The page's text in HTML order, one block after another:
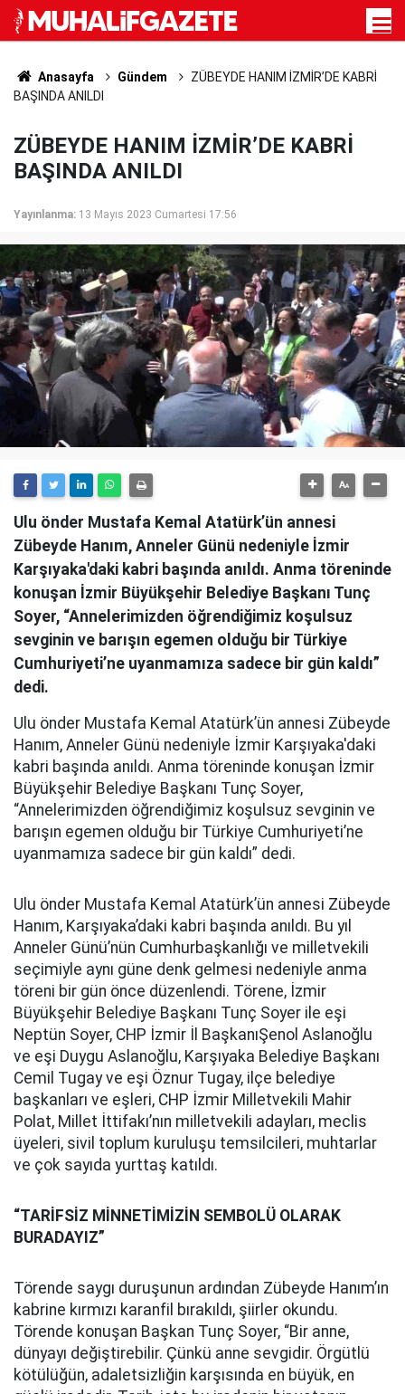
Anasayfa Gündem
ZÜBEYDE HANIM İZMİR’DE KABRİ
BAŞINDA ANILDI
ZÜBEYDE HANIM İZMİR’DE KABRİ
BAŞINDA ANILDI
Yayınlanma: 13 Mayıs 2023 Cumartesi 17:56
Ulu önder Mustafa Kemal Atatürk’ün annesi
Zübeyde Hanım, Anneler Günü nedeniyle İzmir
Karşıyaka'daki kabri başında anıldı. Anma töreninde
konuşan İzmir Büyükşehir Belediye Başkanı Tunç
Soyer, “Annelerimizden öğrendiğimiz koşulsuz
sevginin ve barışın egemen olduğu bir Türkiye
Cumhuriyeti’ne uyanmamıza sadece bir gün kaldı”
dedi.
Ulu önder Mustafa Kemal Atatürk’ün annesi Zübeyde
Hanım, Anneler Günü nedeniyle İzmir Karşıyaka'daki
kabri başında anıldı. Anma töreninde konuşan İzmir
Büyükşehir Belediye Başkanı Tunç Soyer,
“Annelerimizden öğrendiğimiz koşulsuz sevginin ve
barışın egemen olduğu bir Türkiye Cumhuriyeti’ne
uyanmamıza sadece bir gün kaldı” dedi.
Ulu önder Mustafa Kemal Atatürk’ün annesi Zübeyde
Hanım, Karşıyaka’daki kabri başında anıldı. Bu yıl
Anneler Günü’nün Cumhurbaşkanlığı ve milletvekili
seçimiyle aynı güne denk gelmesi nedeniyle anma
töreni bir gün önce düzenlendi. Törene, İzmir
Büyükşehir Belediye Başkanı Tunç Soyer ile eşi
Neptün Soyer, CHP İzmir İl BaşkanıŞenol Aslanoğlu
ve eşi Duygu Aslanoğlu, Karşıyaka Belediye Başkanı
Cemil Tugay ve eşi Öznur Tugay, ilçe belediye
başkanları ve eşleri, CHP İzmir Milletvekili Mahir
Polat, Millet İttifakı’nın milletvekili adayları, meclis
üyeleri, sivil toplum kuruluşu temsilcileri, muhtarlar
ve çok sayıda yurttaş katıldı.
“TARİFSİZ MİNNETİMİZİN SEMBOLÜ OLARAK
BURADAYIZ”
Törende saygı duruşunun ardından Zübeyde Hanım’ın
kabrine kırmızı karanfil bırakıldı, şiirler okundu.
Törende konuşan Başkan Tunç Soyer, “Bir anne,
dünyayı değiştirebilir. Çünkü anne sevgidir. Örgütlü
kötülüğün, adaletsizliğin karşısında en büyük, en